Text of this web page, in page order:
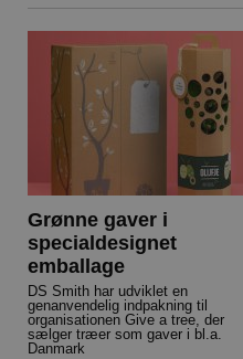
Grønne gaver i
specialdesignet
emballage
DS Smith har udviklet en
genanvendelig indpakning til
organisationen Give a tree, der
sælger træer som gaver i bl.a.
Danmark